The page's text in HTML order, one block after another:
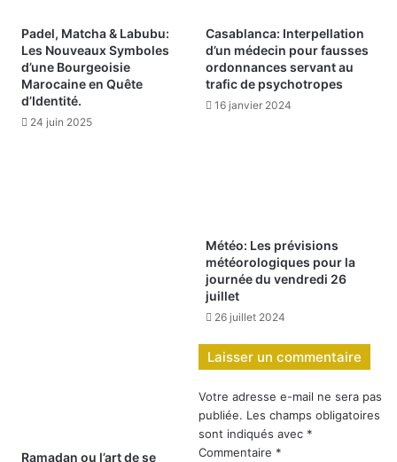
Padel, Matcha & Labubu:
Les Nouveaux Symboles
d’une Bourgeoisie
Marocaine en Quête
d’Identité.
24 juin 2025
Casablanca: Interpellation
d’un médecin pour fausses
ordonnances servant au
trafic de psychotropes
16 janvier 2024
Météo: Les prévisions
météorologiques pour la
journée du vendredi 26
juillet
26 juillet 2024
Ramadan ou l’art de se
Laisser un commentaire
Votre adresse e-mail ne sera pas
publiée. Les champs obligatoires
sont indiqués avec *
Commentaire *